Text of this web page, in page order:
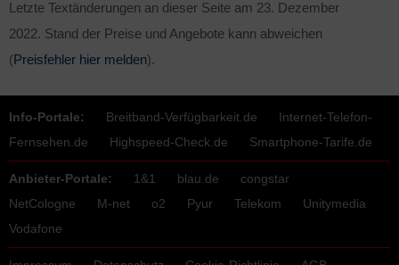
Letzte Textänderungen an dieser Seite am 23. Dezember
2022. Stand der Preise und Angebote kann abweichen
(Preisfehler hier melden).
Info-Portale: Breitband-Verfügbarkeit.de
Internet-Telefon-
Fernsehen.de
Highspeed-Check.de Smartphone-Tarife.de
Anbieter-Portale: 1&1 blau.de
congstar
NetCologne
M-net o2 Pyur Telekom
Unitymedia
Vodafone